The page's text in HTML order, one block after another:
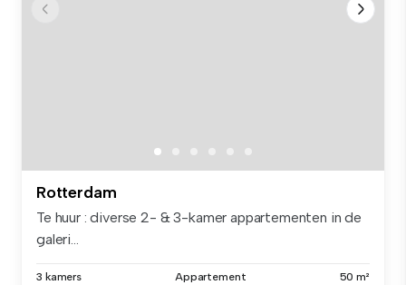
Rotterdam
Te huur : diverse 2- & 3-kamer appartementen in de
galeri...
3 kamers Appartement 50 m²